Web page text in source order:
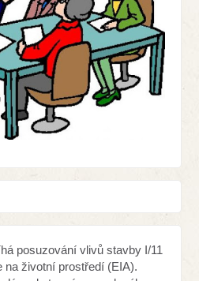
posuzování vlivů stavby I/11
na životní prostředí (EIA).